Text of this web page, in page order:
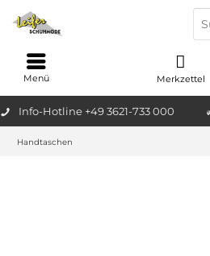
Info-Hotline +49 3621-733 000
Merkzettel
Menü
Handtaschen